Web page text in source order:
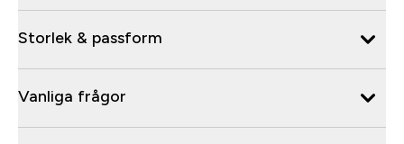
Storlek & passform
Vanliga frågor